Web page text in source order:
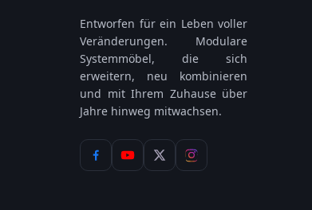
Entworfen für ein Leben voller
Veränderungen. Modulare
Systemmöbel, die sich
erweitern, neu kombinieren
und mit Ihrem Zuhause über
Jahre hinweg mitwachsen.